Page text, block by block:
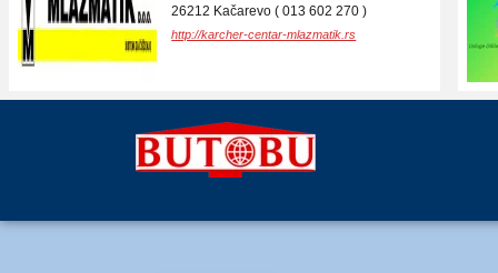
21000 Novi Sad ( 021/530 830 )